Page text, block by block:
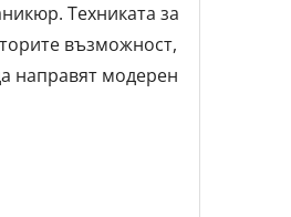
Tехниката за
възможност,
направят модерен